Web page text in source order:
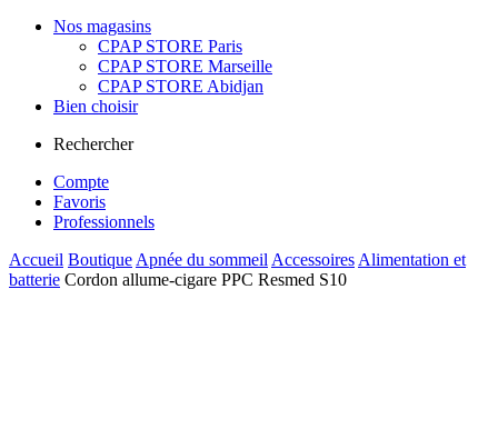
Nos magasins
CPAP STORE Paris
CPAP STORE Marseille
CPAP STORE Abidjan
Bien choisir
Rechercher
Compte
Favoris
Professionnels
Accueil BoutiqueApnée du sommeilAccessoiresAlimentation et
batterie Cordon allume-cigare PPC Resmed S10